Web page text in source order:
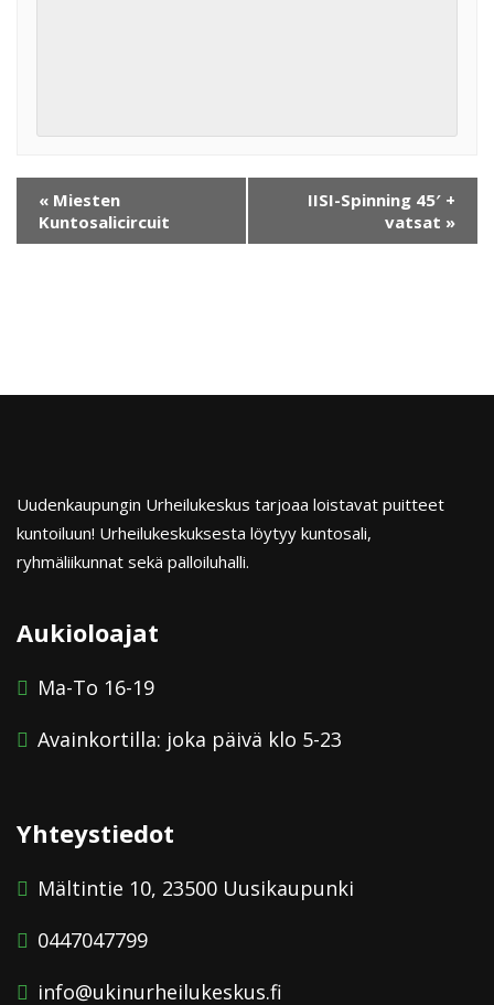
« Miesten
Kuntosalicircuit
IISI-Spinning 45′ +
vatsat »
Uudenkaupungin Urheilukeskus tarjoaa loistavat puitteet
kuntoiluun! Urheilukeskuksesta löytyy kuntosali,
ryhmäliikunnat sekä palloiluhalli.
Aukioloajat
Ma-To 16-19
Avainkortilla: joka päivä klo 5-23
Yhteystiedot
Mältintie 10, 23500 Uusikaupunki
0447047799
info@ukinurheilukeskus.fi